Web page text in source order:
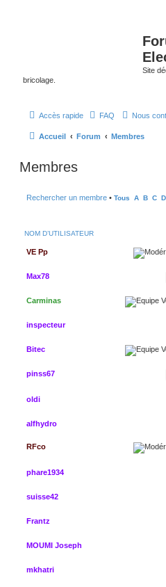
Site
bricolage.
Accès rapide FAQ Nous
Accueil Forum Membres
Membres
Rechercher un membre • Tous A B C D
NOM D’UTILISATEUR
VE Pp
Max78
Carminas
inspecteur
Bitec
pinss67
oldi
alfhydro
RFco
phare1934
suisse42
Frantz
MOUMI Joseph
mkhatri